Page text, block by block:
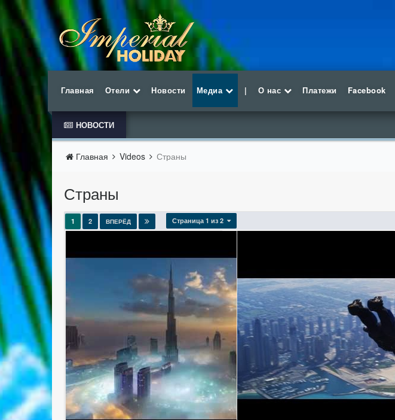
Главная Отели Новости Медиа | О нас Платежи Facebook
НОВОСТИ
Главная Videos Страны
Страны
1 2 ВПЕРЁД Страница 1 из 2